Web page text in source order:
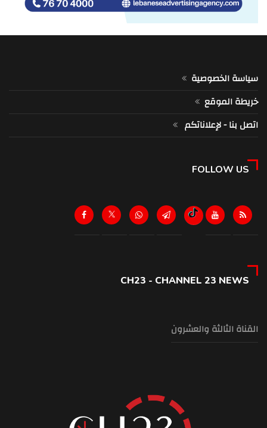
سياسة الخصوصية
خريطة الموقع
اتصل بنا - لإعلاناتكم
FOLLOW US
CH23 - CHANNEL 23 NEWS
القناة الثالثة والعشرون